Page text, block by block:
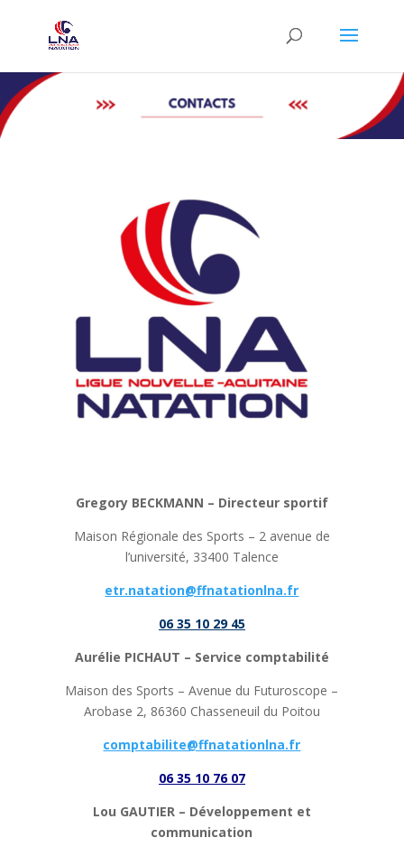
Gregory BECKMANN – Directeur sportif
Maison Régionale des Sports – 2 avenue de
l’université, 33400 Talence
etr.natation@ffnatationlna.fr
06 35 10 29 45
Aurélie PICHAUT – Service comptabilité
Maison des Sports – Avenue du Futuroscope –
Arobase 2, 86360 Chasseneuil du Poitou
comptabilite@ffnatationlna.fr
06 35 10 76 07
Lou GAUTIER – Développement et
communication